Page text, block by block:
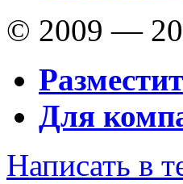
© 2009 —
Для
Написать в